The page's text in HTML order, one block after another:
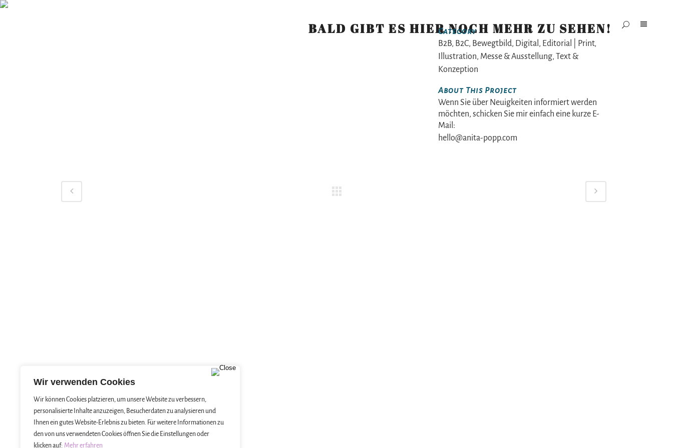
Wir verwenden Cookies
Wir können Cookies platzieren, um unsere Website zu verbessern,
personalisierte Inhalte anzuzeigen, Besucherdaten zu analysieren und
Ihnen ein gutes Website-Erlebnis zu bieten. Für weitere Informationen zu
den von uns verwendeten Cookies öffnen Sie die Einstellungen oder
klicken auf: Mehr erfahren
BALD GIBT ES HIER NOCH MEHR ZU SEHEN!
Category
B2B, B2C, Bewegtbild, Digital, Editorial | Print,
Illustration, Messe & Ausstellung, Text &
Konzeption
About This Project
Wenn Sie über Neuigkeiten informiert werden
möchten, schicken Sie mir einfach eine kurze E-
Mail:
hello@anita-popp.com